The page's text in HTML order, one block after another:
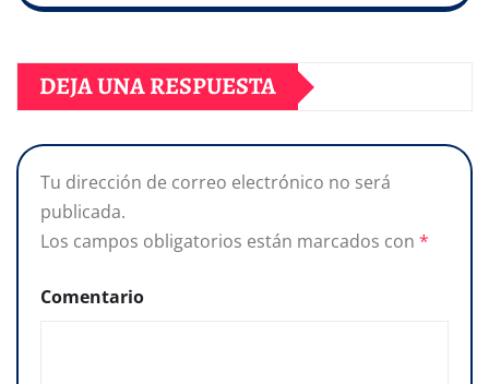
DEJA UNA RESPUESTA
Tu dirección de correo electrónico no será
publicada.
Los campos obligatorios están marcados con *
Comentario